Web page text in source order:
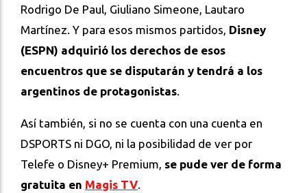
Rodrigo De Paul, Giuliano Simeone, Lautaro
Martínez. Y para esos mismos partidos, Disney
(ESPN) adquirió los derechos de esos
encuentros que se disputarán y tendrá a los
argentinos de protagonistas.
Así también, si no se cuenta con una cuenta en
DSPORTS ni DGO, ni la posibilidad de ver por
Telefe o Disney+ Premium, se pude ver de forma
gratuita en Magis TV.